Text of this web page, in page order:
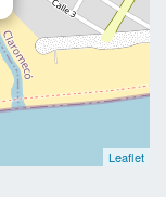
Leaflet